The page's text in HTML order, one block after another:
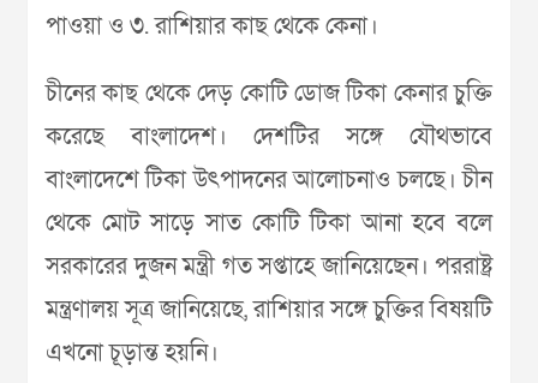
পাওয়া ও ৩. রাশিয়ার কাছ থেকে কেনা।
চীনের কাছ থেকে দেড় কোটি ডোজ টিকা কেনার চুক্তি
করেছে বাংলাদেশ। দেশটির সঙ্গে যৌথভাবে
বাংলাদেশে টিকা উৎপাদনের আলোচনাও চলছে। চীন
থেকে মোট সাড়ে সাত কোটি টিকা আনা হবে বলে
সরকারের দুজন মন্ত্রী গত সপ্তাহে জানিয়েছেন। পররাষ্ট্র
মন্ত্রণালয় সূত্র জানিয়েছে, রাশিয়ার সঙ্গে চুক্তির বিষয়টি
এখনো চূড়ান্ত হয়নি।